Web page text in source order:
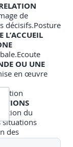
de
décisifs.Posture
L’ACCUEIL
OU UNE
en œuvre
du
situations
des
&